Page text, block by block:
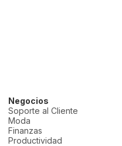
Negocios
Soporte al Cliente
Moda
Finanzas
Productividad